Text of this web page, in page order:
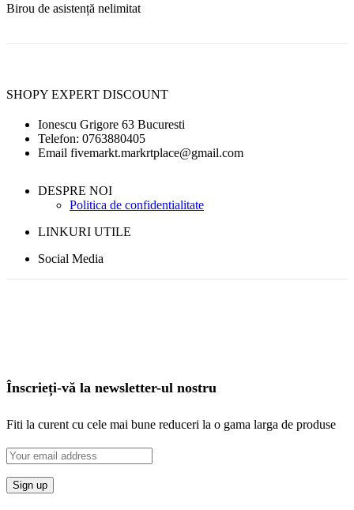
Birou de asistență nelimitat
SHOPY EXPERT DISCOUNT
Ionescu Grigore 63 Bucuresti
Telefon: 0763880405
Email fivemarkt.markrtplace@gmail.com
DESPRE NOI
Politica de confidentialitate
LINKURI UTILE
Social Media
Înscrieți-vă la newsletter-ul nostru
Fiti la curent cu cele mai bune reduceri la o gama larga de produse